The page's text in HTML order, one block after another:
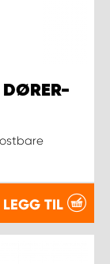
DØRER-
LEGG TIL